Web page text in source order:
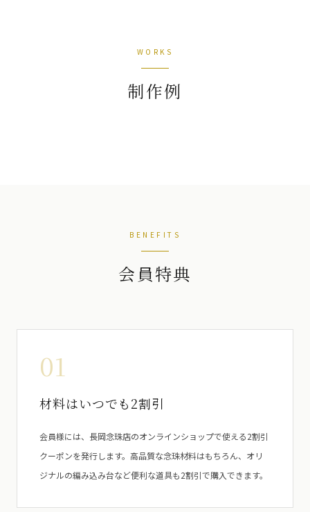
WORKS
制作例
BENEFITS
会員特典
01
材料はいつでも2割引
会員様には、長岡念珠店のオンラインショップで使える2割引
クーポンを発行します。高品質な念珠材料はもちろん、オリ
ジナルの編み込み台など便利な道具も2割引で購入できます。